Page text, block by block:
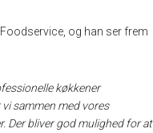
og han ser frem
køkkener
sammen med vores
Der bliver god mulighed for at